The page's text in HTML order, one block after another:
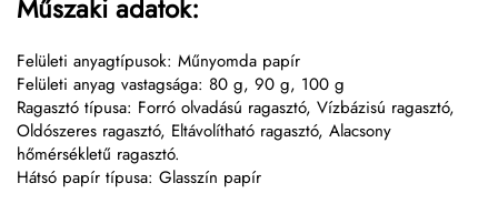
Műszaki adatok:
Felületi anyagtípusok: Műnyomda papír
Felületi anyag vastagsága: 80 g, 90 g, 100 g
Ragasztó típusa: Forró olvadású ragasztó, Vízbázisú ragasztó,
Oldószeres ragasztó, Eltávolítható ragasztó, Alacsony
hőmérsékletű ragasztó.
Hátsó papír típusa: Glasszín papír